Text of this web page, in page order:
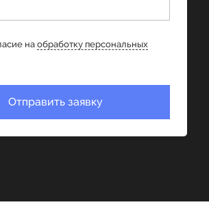
на обработку персональных
Отправить заявку